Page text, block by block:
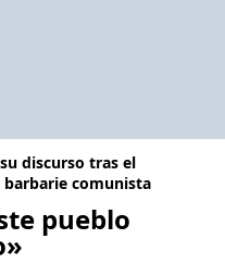
discurso tras el
comunista
pueblo